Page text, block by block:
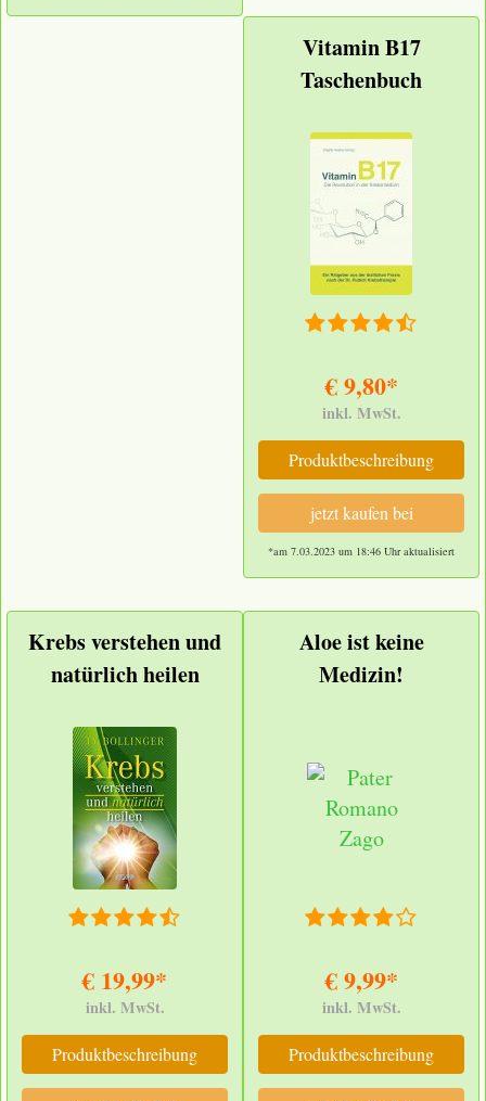
Vitamin B17
Taschenbuch
€ 9,80*
inkl. MwSt.
Produktbeschreibung
jetzt kaufen bei
*am 7.03.2023 um 18:46 Uhr aktualisiert
Krebs verstehen und
natürlich heilen
€ 19,99*
inkl. MwSt.
Produktbeschreibung
Aloe ist keine
Medizin!
€ 9,99*
inkl. MwSt.
Produktbeschreibung